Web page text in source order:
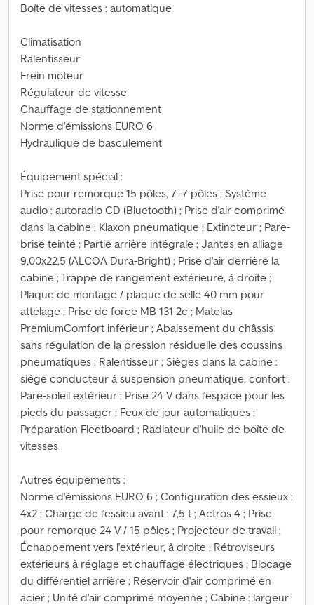
Boîte de vitesses : automatique
Climatisation
Ralentisseur
Frein moteur
Régulateur de vitesse
Chauffage de stationnement
Norme d'émissions EURO 6
Hydraulique de basculement
Équipement spécial :
Prise pour remorque 15 pôles, 7+7 pôles ; Système
audio : autoradio CD (Bluetooth) ; Prise d'air comprimé
dans la cabine ; Klaxon pneumatique ; Extincteur ; Pare-
brise teinté ; Partie arrière intégrale ; Jantes en alliage
9,00x22,5 (ALCOA Dura-Bright) ; Prise d'air derrière la
cabine ; Trappe de rangement extérieure, à droite ;
Plaque de montage / plaque de selle 40 mm pour
attelage ; Prise de force MB 131-2c ; Matelas
PremiumComfort inférieur ; Abaissement du châssis
sans régulation de la pression résiduelle des coussins
pneumatiques ; Ralentisseur ; Sièges dans la cabine :
siège conducteur à suspension pneumatique, confort ;
Pare-soleil extérieur ; Prise 24 V dans l'espace pour les
pieds du passager ; Feux de jour automatiques ;
Préparation Fleetboard ; Radiateur d'huile de boîte de
vitesses
Autres équipements :
Norme d'émissions EURO 6 ; Configuration des essieux :
4x2 ; Charge de l'essieu avant : 7,5 t ; Actros 4 ; Prise
pour remorque 24 V / 15 pôles ; Projecteur de travail ;
Échappement vers l'extérieur, à droite ; Rétroviseurs
extérieurs à réglage et chauffage électriques ; Blocage
du différentiel arrière ; Réservoir d'air comprimé en
acier ; Unité d'air comprimé moyenne ; Cabine : largeur